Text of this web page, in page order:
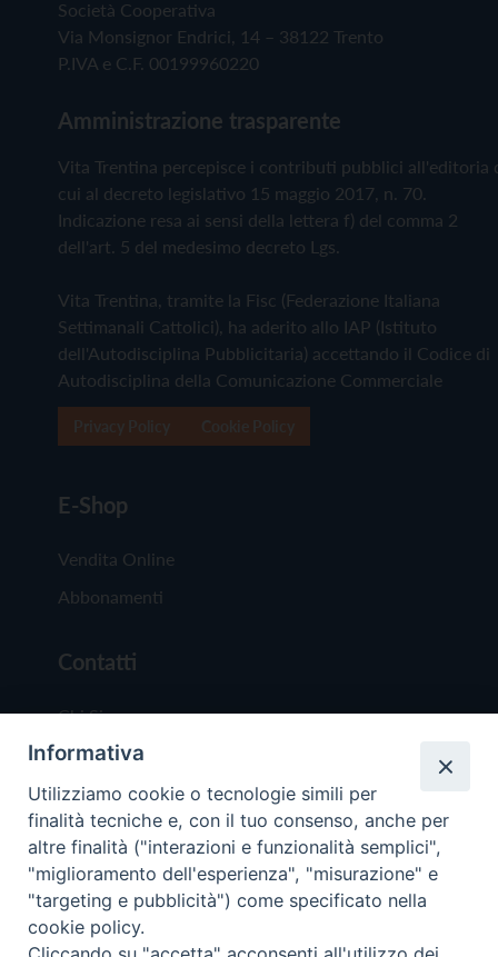
Società Cooperativa
Via Monsignor Endrici, 14 – 38122 Trento
P.IVA e C.F. 00199960220
Amministrazione trasparente
Vita Trentina percepisce i contributi pubblici all'editoria
cui al decreto legislativo 15 maggio 2017, n. 70.
Indicazione resa ai sensi della lettera f) del comma 2
dell'art. 5 del medesimo decreto Lgs.
Vita Trentina, tramite la Fisc (Federazione Italiana
Settimanali Cattolici), ha aderito allo IAP (Istituto
dell'Autodisciplina Pubblicitaria) accettando il Codice di
Autodisciplina della Comunicazione Commerciale
E-Shop
Vendita Online
Abbonamenti
Contatti
Chi Siamo
Redazione
Scrivici
Copyright © 2019 - Tutti i diritti riservati - Vita
Informativa
Utilizziamo cookie o tecnologie simili per
finalità tecniche e, con il tuo consenso, anche per
altre finalità ("interazioni e funzionalità semplici",
"miglioramento dell'esperienza", "misurazione" e
"targeting e pubblicità") come specificato nella
cookie policy.